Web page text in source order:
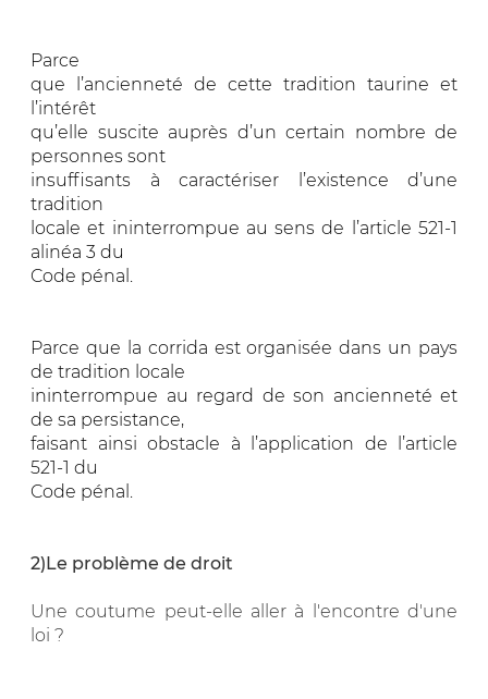
Parce
que l’ancienneté de cette tradition taurine et
l’intérêt
qu’elle suscite auprès d’un certain nombre de
personnes sont
insuffisants à caractériser l’existence d’une
tradition
locale et ininterrompue au sens de l’article 521-1
alinéa 3 du
Code pénal.
Parce que la corrida est organisée dans un pays
de tradition locale
ininterrompue au regard de son ancienneté et
de sa persistance,
faisant ainsi obstacle à l’application de l’article
521-1 du
Code pénal.
2)Le problème de droit
Une coutume peut-elle aller à l'encontre d'une
loi ?